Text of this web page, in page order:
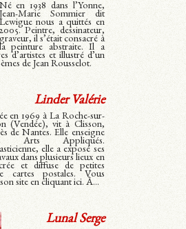
Né en 1938 dans l’Yonne,
Jean-Marie Sommier dit
nous a quittés en
2005. Peintre, dessinateur,
graveur, il s’était consacré à
la peinture abstraite. Il a
d’artistes et illustré d’un
de Jean Rousselot.
Linder Valérie
en 1969 à La Roche-sur-
(Vendée), vit à Clisson,
de Nantes. Elle enseigne
Arts Appliqués.
elle a exposé ses
dans plusieurs lieux en
et diffuse de petites
cartes postales. Vous
site en cliquant ici. À...
Lunal Serge